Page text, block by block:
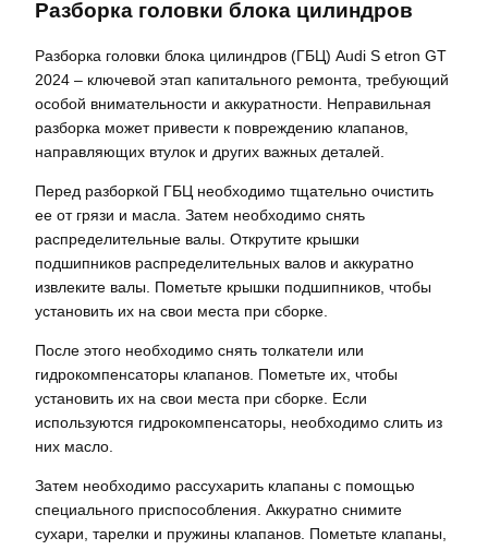
Разборка головки блока цилиндров
Разборка головки блока цилиндров (ГБЦ) Audi S etron GT
2024 – ключевой этап капитального ремонта, требующий
особой внимательности и аккуратности. Неправильная
разборка может привести к повреждению клапанов,
направляющих втулок и других важных деталей.
Перед разборкой ГБЦ необходимо тщательно очистить
ее от грязи и масла. Затем необходимо снять
распределительные валы. Открутите крышки
подшипников распределительных валов и аккуратно
извлеките валы. Пометьте крышки подшипников, чтобы
установить их на свои места при сборке.
После этого необходимо снять толкатели или
гидрокомпенсаторы клапанов. Пометьте их, чтобы
установить их на свои места при сборке. Если
используются гидрокомпенсаторы, необходимо слить из
них масло.
Затем необходимо рассухарить клапаны с помощью
специального приспособления. Аккуратно снимите
сухари, тарелки и пружины клапанов. Пометьте клапаны,